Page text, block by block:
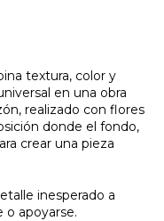
textura, color y
en una obra
realizado con flores
donde el fondo,
crear una pieza
inesperado a
o apoyarse.